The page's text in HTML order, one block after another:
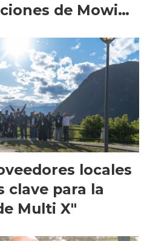
de Mowi
locales
clave para la
Multi X"